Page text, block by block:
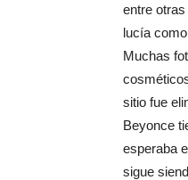
entre
lucía
Muchas
sitio fue
Beyonce
esperaba
sigue